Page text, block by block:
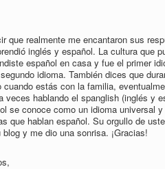
que realmente me encantaron sus
inglés y español. La cultura que
español en casa y fue el primer
idioma. También dices que
cuando estás con la familia,
veces hablando el spanglish (inglés y
se conoce como un idioma universal
que hablan español. Su orgullo de
y me dio una sonrisa. ¡Gracias!